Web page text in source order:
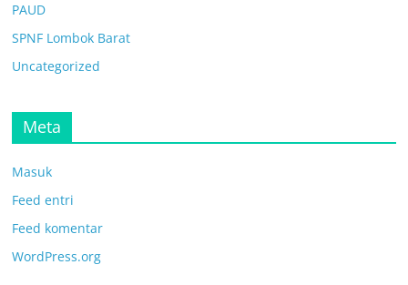
PAUD
SPNF Lombok Barat
Uncategorized
Meta
Masuk
Feed entri
Feed komentar
WordPress.org